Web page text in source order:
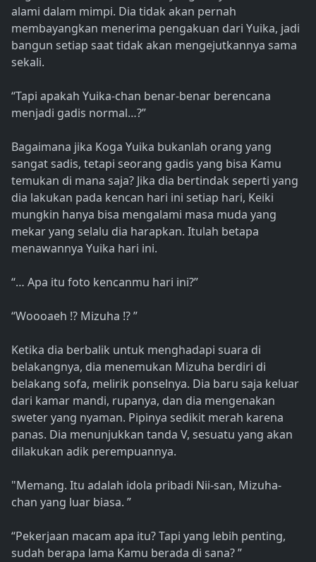
alami dalam mimpi. Dia tidak akan pernah
membayangkan menerima pengakuan dari Yuika, jadi
bangun setiap saat tidak akan mengejutkannya sama
sekali.
“Tapi apakah Yuika-chan benar-benar berencana
menjadi gadis normal…?”
Bagaimana jika Koga Yuika bukanlah orang yang
sangat sadis, tetapi seorang gadis yang bisa Kamu
temukan di mana saja? Jika dia bertindak seperti yang
dia lakukan pada kencan hari ini setiap hari, Keiki
mungkin hanya bisa mengalami masa muda yang
mekar yang selalu dia harapkan. Itulah betapa
menawannya Yuika hari ini.
“… Apa itu foto kencanmu hari ini?”
“Woooaeh !? Mizuha !? ”
Ketika dia berbalik untuk menghadapi suara di
belakangnya, dia menemukan Mizuha berdiri di
belakang sofa, melirik ponselnya. Dia baru saja keluar
dari kamar mandi, rupanya, dan dia mengenakan
sweter yang nyaman. Pipinya sedikit merah karena
panas. Dia menunjukkan tanda V, sesuatu yang akan
dilakukan adik perempuannya.
"Memang. Itu adalah idola pribadi Nii-san, Mizuha-
chan yang luar biasa. ”
“Pekerjaan macam apa itu? Tapi yang lebih penting,
sudah berapa lama Kamu berada di sana? ”